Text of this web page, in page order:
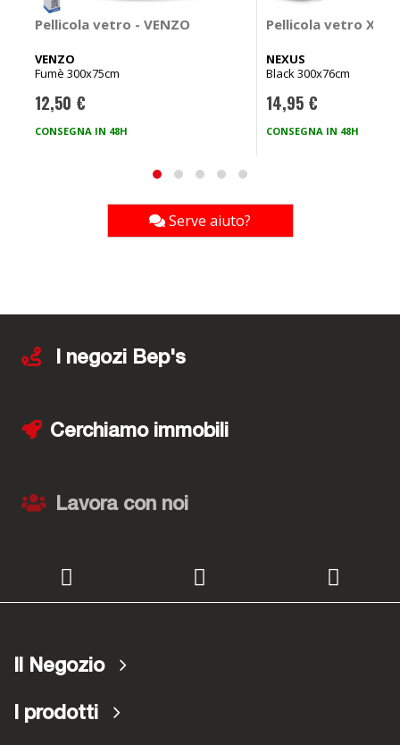
Pellicola vetro - VENZO
VENZO
Fumè 300x75cm
12,50 €
CONSEGNA IN 48H
Pellicola vetro
NEXUS
Black 300x76cm
14,95 €
CONSEGNA IN 48H
Serve aiuto?
I negozi Bep's
Cerchiamo immobili
Lavora con noi
Il Negozio
I prodotti